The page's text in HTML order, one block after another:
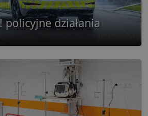
policyjne działania